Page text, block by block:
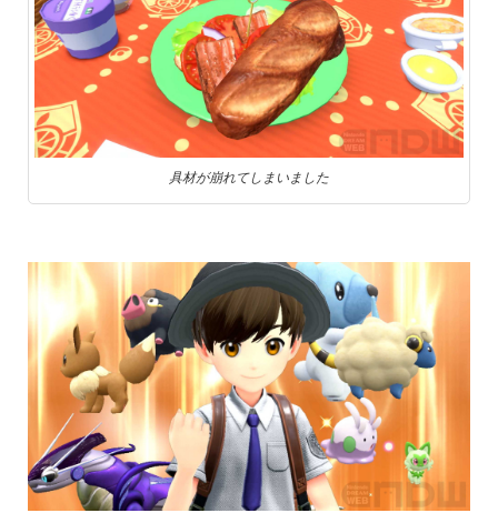
具材が崩れてしまいました